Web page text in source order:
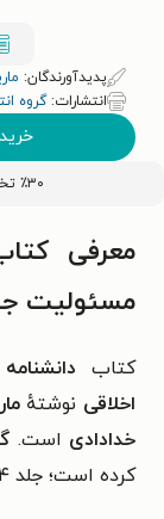
پدیدآورندگان:
انتشارات:گروه
٪۳۰ تخفیف اولین خرید کتاب با کد
معرفی
مسئولیت
کتاب
اخلاقی نوشتهٔ
خدادادی است.
کرده است؛ جلد ۳۴ از مجموعهٔ «دانشنامهٔ فلسفهٔ استنفورد».